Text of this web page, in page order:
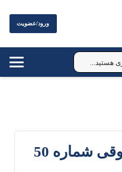
ورود/عضویت
شماره 50